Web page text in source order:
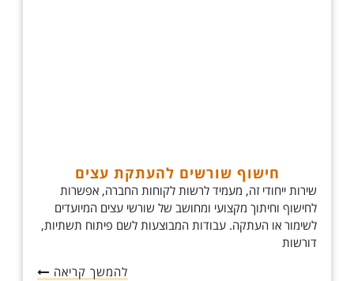
חישוף שורשים להעתקת עצים
שירות ייחודי זה, מעמיד לרשות לקוחות החברה, אפשרות
לחישוף וחיתוך מקצועי ומחושב של שורשי עצים המיועדים
לשימור או העתקה. עבודות המבוצעות לשם פיתוח תשתיות,
דורשות
להמשך קריאה